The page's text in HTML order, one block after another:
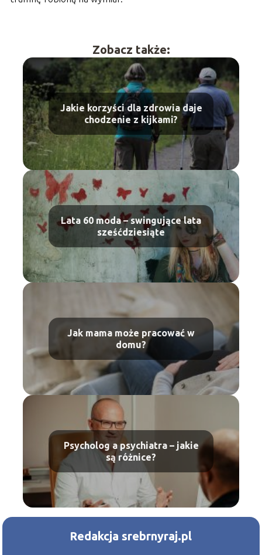
Zobacz także:
Jakie korzyści dla zdrowia daje
chodzenie z kijkami?
Lata 60 moda – swingujące lata
sześćdziesiąte
Jak mama może pracować w
domu?
Psycholog a psychiatra – jakie
są różnice?
Redakcja srebrnyraj.pl